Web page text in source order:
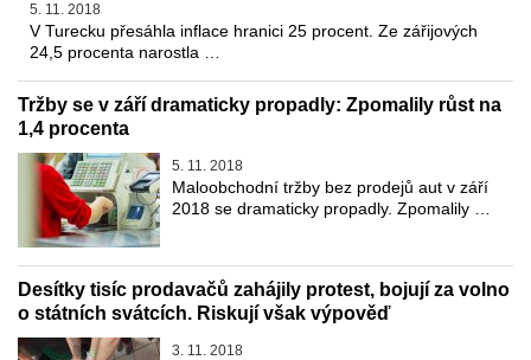
5. 11. 2018
V Turecku přesáhla inflace hranici 25 procent. Ze zářijových
24,5 procenta narostla …
Tržby se v září dramaticky propadly: Zpomalily růst na
1,4 procenta
5. 11. 2018
Maloobchodní tržby bez prodejů aut v září
2018 se dramaticky propadly. Zpomalily …
Desítky tisíc prodavačů zahájily protest, bojují za volno
o státních svátcích. Riskují však výpověď
3. 11. 2018